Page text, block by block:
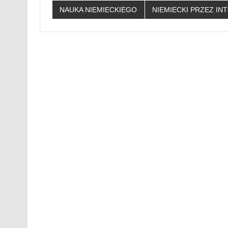
NAUKA NIEMIECKIEGO NIEMIECKI PRZEZ